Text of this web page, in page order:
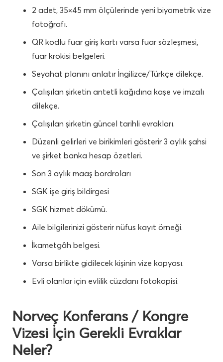
2 adet, 35×45 mm ölçülerinde yeni biyometrik vize
fotoğrafı.
QR kodlu fuar giriş kartı varsa fuar sözleşmesi,
fuar krokisi belgeleri.
Seyahat planını anlatır İngilizce/Türkçe dilekçe.
Çalışılan şirketin antetli kağıdına kaşe ve imzalı
dilekçe.
Çalışılan şirketin güncel tarihli evrakları.
Düzenli gelirleri ve birikimleri gösterir 3 aylık şahsi
ve şirket banka hesap özetleri.
Son 3 aylık maaş bordroları
SGK işe giriş bildirgesi
SGK hizmet dökümü.
Aile bilgilerinizi gösterir nüfus kayıt örneği.
İkametgâh belgesi.
Varsa birlikte gidilecek kişinin vize kopyası.
Evli olanlar için evlilik cüzdanı fotokopisi.
Norveç Konferans / Kongre
Vizesi İçin Gerekli Evraklar
Neler?